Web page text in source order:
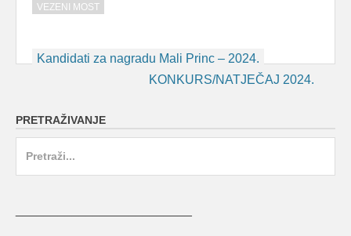
VEZENI MOST
Post
Kandidati za nagradu Mali Princ – 2024.
KONKURS/NATJEČAJ 2024.
PRETRAŽIVANJE